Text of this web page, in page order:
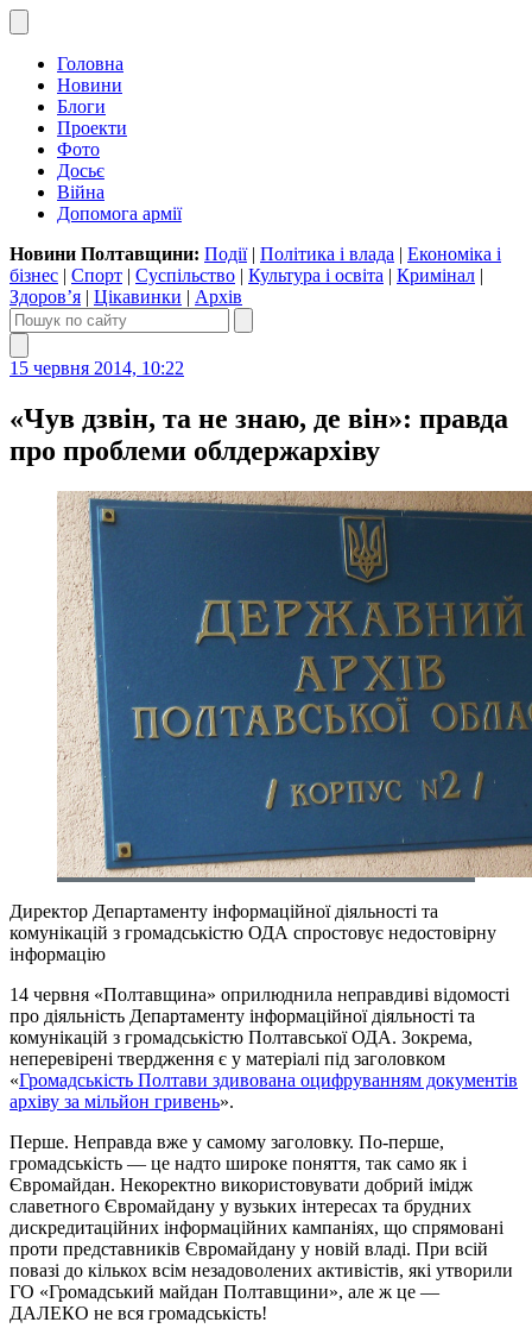
Головна
Новини
Блоги
Проекти
Фото
Досьє
Війна
Допомога армії
Новини Полтавщини: Події| Політика і влада | Економіка і
бізнес | Спорт | Суспільство | Культура і освіта | Кримінал |
Здоров’я | Цікавинки | Архів
15 червня 2014, 10:22
«Чув дзвін, та не знаю, де він»: правда
про проблеми облдержархіву
Директор Департаменту інформаційної діяльності та
комунікацій з громадськістю ОДА спростовує недостовірну
інформацію
14 червня «Полтавщина» оприлюднила неправдиві відомості
про діяльність Департаменту інформаційної діяльності та
комунікацій з громадськістю Полтавської ОДА. Зокрема,
неперевірені твердження є у матеріалі під заголовком
«Громадськість Полтави здивована оцифруванням документів
архіву за мільйон гривень».
Перше. Неправда вже у самому заголовку. По-перше,
громадськість — це надто широке поняття, так само як і
Євромайдан. Некоректно використовувати добрий імідж
славетного Євромайдану у вузьких інтересах та брудних
дискредитаційних інформаційних кампаніях, що спрямовані
проти представників Євромайдану у новій владі. При всій
повазі до кількох всім незадоволених активістів, які утворили
ГО «Громадський майдан Полтавщини», але ж це —
ДАЛЕКО не вся громадськість!